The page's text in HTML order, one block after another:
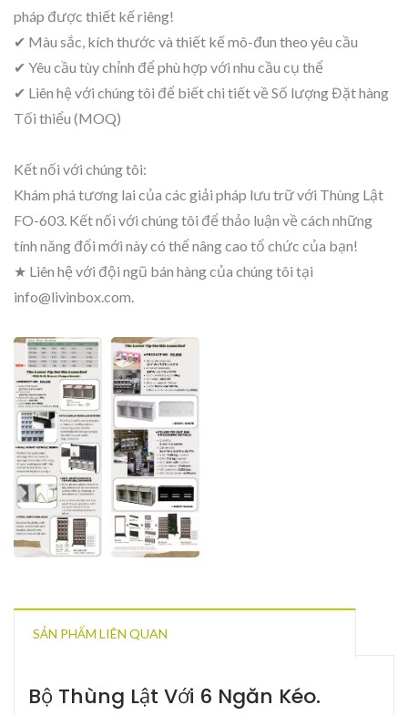
pháp được thiết kế riêng!
✔ Màu sắc, kích thước và thiết kế mô-đun theo yêu cầu
✔ Yêu cầu tùy chỉnh để phù hợp với nhu cầu cụ thể
✔ Liên hệ với chúng tôi để biết chi tiết về Số lượng Đặt hàng
Tối thiểu (MOQ)
Kết nối với chúng tôi:
Khám phá tương lai của các giải pháp lưu trữ với Thùng Lật
FO-603. Kết nối với chúng tôi để thảo luận về cách những
tính năng đổi mới này có thể nâng cao tổ chức của bạn!
★ Liên hệ với đội ngũ bán hàng của chúng tôi tại
info@livinbox.com.
SẢN PHẨM LIÊN QUAN
Bộ Thùng Lật Với 6 Ngăn Kéo.